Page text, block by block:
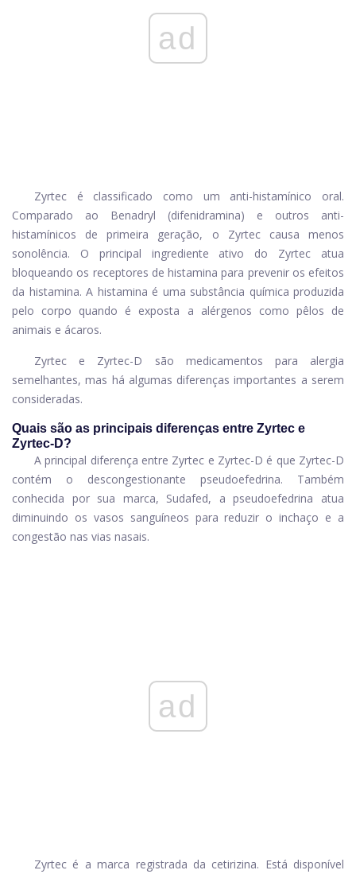
ad
Zyrtec é classificado como um anti-histamínico oral.
Comparado ao Benadryl (difenidramina) e outros anti-
histamínicos de primeira geração, o Zyrtec causa menos
sonolência. O principal ingrediente ativo do Zyrtec atua
bloqueando os receptores de histamina para prevenir os efeitos
da histamina. A histamina é uma substância química produzida
pelo corpo quando é exposta a alérgenos como pêlos de
animais e ácaros.
Zyrtec e Zyrtec-D são medicamentos para alergia
semelhantes, mas há algumas diferenças importantes a serem
consideradas.
Quais são as principais diferenças entre Zyrtec e
Zyrtec-D?
A principal diferença entre Zyrtec e Zyrtec-D é que Zyrtec-D
contém o descongestionante pseudoefedrina. Também
conhecida por sua marca, Sudafed, a pseudoefedrina atua
diminuindo os vasos sanguíneos para reduzir o inchaço e a
congestão nas vias nasais.
ad
Zyrtec é a marca registrada da cetirizina. Está disponível